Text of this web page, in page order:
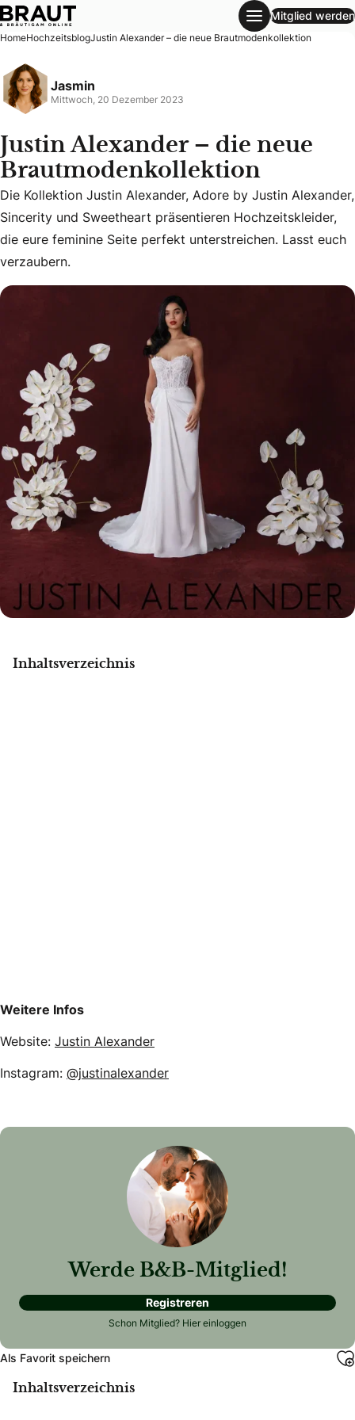
Justin Alexander – die neue Brautmodenkollektion
Mitglied werden
HomeHochzeitsblogJustin Alexander – die neue Brautmodenkollektion
Jasmin
Mittwoch, 20 Dezember 2023
Justin Alexander – die neue
Brautmodenkollektion
Die Kollektion Justin Alexander, Adore by Justin
Die Kollektion Justin Alexander, Adore by Justin Alexander,
Sincerity und Sweetheart präsentieren Hochzeitskleider,
die eure feminine Seite perfekt unterstreichen. Lasst euch
verzaubern.
Inhaltsverzeichnis
Weitere Infos
Website: Justin Alexander
Instagram: @justinalexander
Werde B&B-Mitglied!
Registreren
Schon Mitglied? Hier einloggen
Als Favorit speichern
Inhaltsverzeichnis